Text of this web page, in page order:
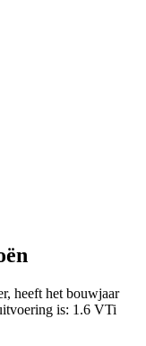
heeft het bouwjaar
is: 1.6 VTi